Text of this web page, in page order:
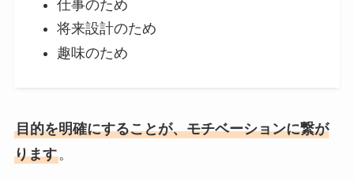
仕事のため
将来設計のため
趣味のため
目的を明確にすることが、モチベーションに繋が
ります。